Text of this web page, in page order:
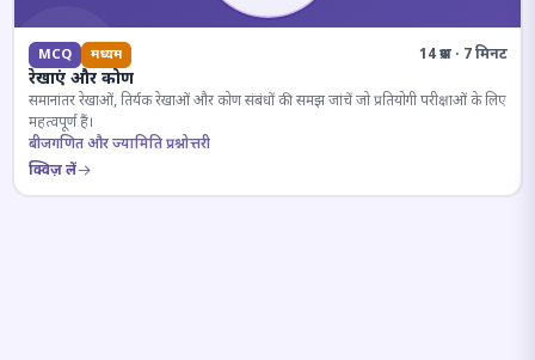
MCQ मध्यम 14 प्रश्न · 7 मिनट
रेखाएं और कोण
समानांतर रेखाओं, तिर्यक रेखाओं और कोण संबंधों की समझ जांचें जो प्रतियोगी परीक्षाओं के लिए
महत्वपूर्ण हैं।
बीजगणित और ज्यामिति प्रश्नोत्तरी
क्विज़ लें